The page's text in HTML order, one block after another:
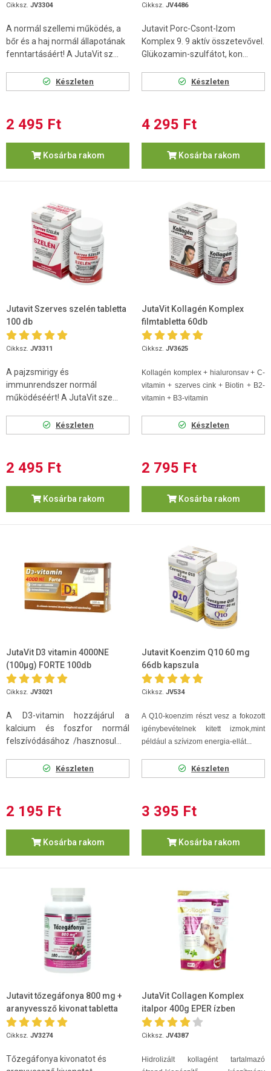
Cikksz. JV3304
A normál szellemi működés, a
bőr és a haj normál állapotának
fenntartásáért! A JutaVit sz...
Készleten
2 495 Ft
Kosárba rakom
Cikksz. JV4486
Jutavit Porc-Csont-Izom
Komplex 9. 9 aktív összetevővel.
Glükozamin-szulfátot, kon...
Készleten
4 295 Ft
Kosárba rakom
Jutavit Szerves szelén tabletta
100 db
Cikksz. JV3311
A pajzsmirigy és
immunrendszer normál
működéséért! A JutaVit sze...
Készleten
2 495 Ft
Kosárba rakom
JutaVit Kollagén Komplex
filmtabletta 60db
Cikksz. JV3625
Kollagén komplex + hialuronsav + C-
vitamin + szerves cink + Biotin + B2-
vitamin + B3-vitamin
Készleten
2 795 Ft
Kosárba rakom
JutaVit D3 vitamin 4000NE
(100µg) FORTE 100db
Cikksz. JV3021
A D3-vitamin hozzájárul a
kalcium és foszfor normál
felszívódásához /hasznosul...
Készleten
2 195 Ft
Kosárba rakom
Jutavit Koenzim Q10 60 mg
66db kapszula
Cikksz. JV534
A Q10-koenzim részt vesz a fokozott
igénybevételnek kitett izmok,mint
például a szívizom energia-ellát...
Készleten
3 395 Ft
Kosárba rakom
Jutavit tőzegáfonya 800 mg +
aranyvessző kivonat tabletta
100db
Cikksz. JV3274
Tőzegáfonya kivonatot és
JutaVit Collagen Komplex
italpor 400g EPER ízben
Cikksz. JV4387
Hidrolizált kollagént tartalmazó